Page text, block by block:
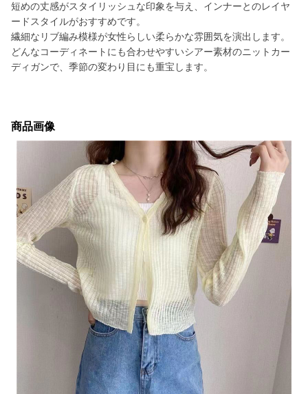
短めの丈感がスタイリッシュな印象を与え、インナーとのレイヤ
ードスタイルがおすすめです。
繊細なリブ編み模様が女性らしい柔らかな雰囲気を演出します。
どんなコーディネートにも合わせやすいシアー素材のニットカー
ディガンで、季節の変わり目にも重宝します。
商品画像